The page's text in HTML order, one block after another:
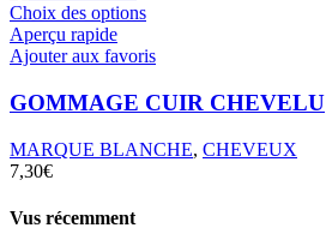
Choix des optionsCe
a
variations.
Les
options
peuvent
Aperçu rapide
Ajouter aux favoris
GOMMAGE CUIR CHEVELU
MARQUE BLANCHE, CHEVEUX
7,30€
Vus récemment